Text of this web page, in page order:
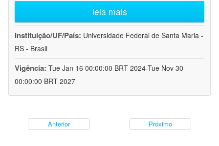
leia mais
Instituição/UF/País: Universidade Federal de Santa Maria -
RS - Brasil
Vigência: Tue Jan 16 00:00:00 BRT 2024-Tue Nov 30
00:00:00 BRT 2027
Anterior Próximo